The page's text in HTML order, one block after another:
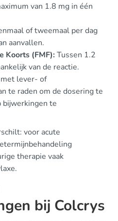
van 1.8 mg in één
of tweemaal per dag
aanvallen.
Koorts (FMF):Tussen 1.2
van de reactie.
lever- of
te raden om de dosering te
bijwerkingen te
voor acute
therapie vaak
bij Colcrys